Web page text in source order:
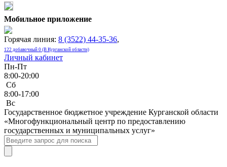
Мобильное приложение
Горячая линия: 8 (3522) 44-35-36,
122 добавочный 0 (В Курганской области)
Личный кабинет
Пн-Пт
8:00-20:00
Сб
8:00-17:00
Bc
Государственное бюджетное учреждение Курганской области
«Многофункциональный центр по предоставлению
государственных и муниципальных услуг»